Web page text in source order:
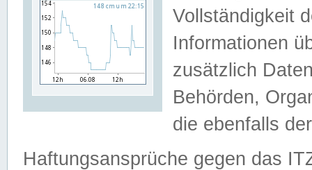
Vollständigkeit
Informationen
zusätzlich
Behörden,
die ebenfalls
Haftungsansprüche gegen das